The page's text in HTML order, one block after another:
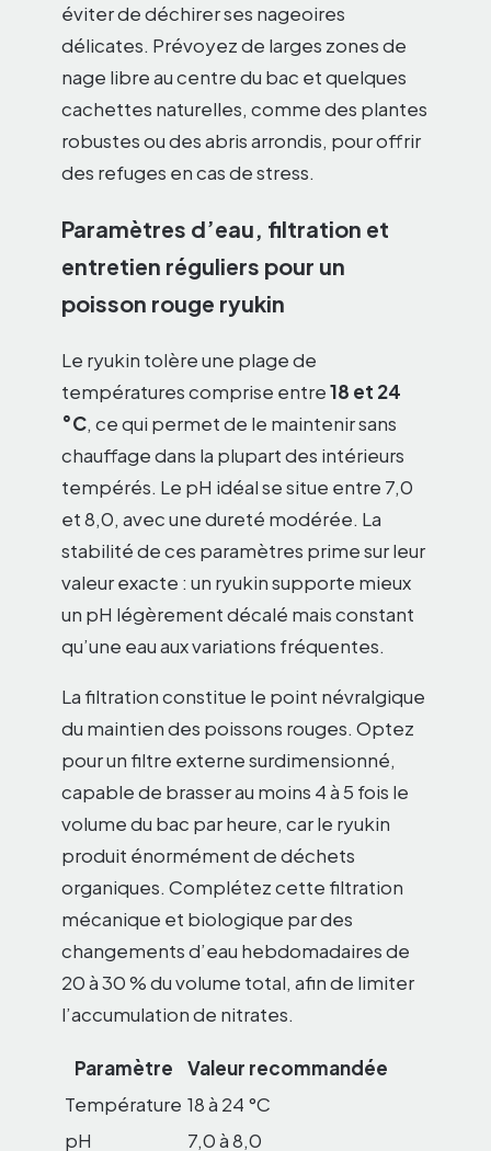
éviter de déchirer ses nageoires
délicates. Prévoyez de larges zones de
nage libre au centre du bac et quelques
cachettes naturelles, comme des plantes
robustes ou des abris arrondis, pour offrir
des refuges en cas de stress.
Paramètres d’eau, filtration et
entretien réguliers pour un
poisson rouge ryukin
Le ryukin tolère une plage de
températures comprise entre18 et 24
°C, ce qui permet de le maintenir sans
chauffage dans la plupart des intérieurs
tempérés. Le pH idéal se situe entre 7,0
et 8,0, avec une dureté modérée. La
stabilité de ces paramètres prime sur leur
valeur exacte : un ryukin supporte mieux
un pH légèrement décalé mais constant
qu’une eau aux variations fréquentes.
La filtration constitue le point névralgique
du maintien des poissons rouges. Optez
pour un filtre externe surdimensionné,
capable de brasser au moins 4 à 5 fois le
volume du bac par heure, car le ryukin
produit énormément de déchets
organiques. Complétez cette filtration
mécanique et biologique par des
changements d’eau hebdomadaires de
20 à 30 % du volume total, afin de limiter
l’accumulation de nitrates.
Paramètre
Valeur recommandée
Température 18 à 24 °C
pH
7,0 à 8,0